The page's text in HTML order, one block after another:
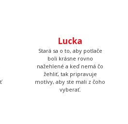
nažehlené a keď nemá čo
žehliť, tak pripravuje
motívy, aby ste mali z čoho
vyberať.